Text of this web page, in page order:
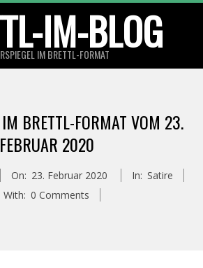
IM-BLOG
IM BRETTL-FORMAT
BRETTL-FORMAT VOM 23.
FEBRUAR 2020
On: 23. Februar 2020 In: Satire
With: 0 Comments